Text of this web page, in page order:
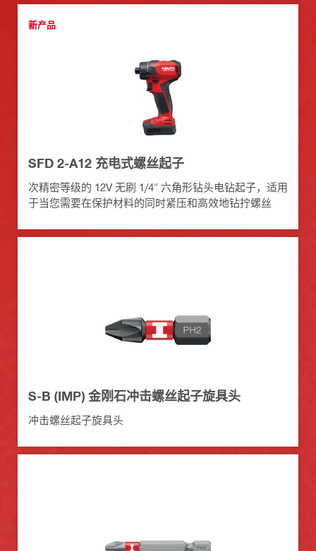
新产品
SFD 2-A12 充电式螺丝起子
次精密等级的 12V 无刷 1/4" 六角形钻头电钻起子，适用
于当您需要在保护材料的同时紧压和高效地钻拧螺丝
S-B (IMP) 金刚石冲击螺丝起子旋具头
冲击螺丝起子旋具头